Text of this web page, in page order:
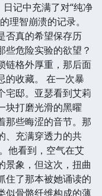
记中充满了对“纯净
理智崩溃的记录。
否真的希望保存历
些危险实验的欲望？
链格外厚重，那后面
的收藏。 在一次暴
宅邸。亚瑟看到艾莉
块打磨光滑的黑曜
那些晦涩的音节。那
、充满穿透力的共
他看到，空气在艾
景象，但这次，扭曲
住了那本被她诵读的
似骨骼纤维构成的薄